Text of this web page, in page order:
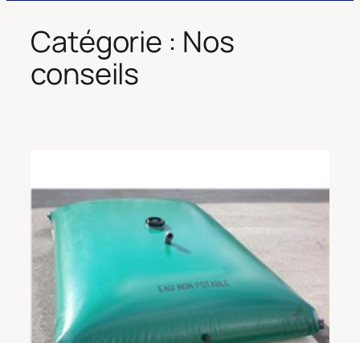
Catégorie : Nos
conseils